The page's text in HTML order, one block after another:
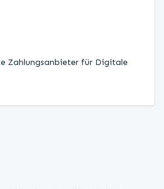
Zahlungsanbieter für Digitale